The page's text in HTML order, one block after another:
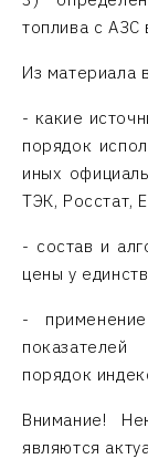
топлива с АЗС
Из материала
- какие
порядок
иных
ТЭК, Росстат,
- состав и
цены у
-
порядок
Внимание!
являются